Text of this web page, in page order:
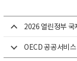
2026 열린정부 국
OECD 공공서비